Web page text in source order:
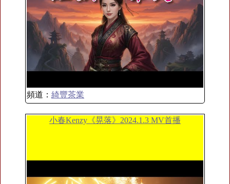
頻道： 綺豐茶業
小春Kenzy《晃落》2024.1.3 MV首播